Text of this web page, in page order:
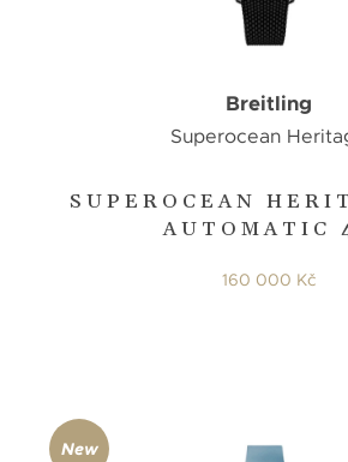
SUPEROCEAN
AUTOMATIC
Breitling
Superocean
160 000 Kč
New